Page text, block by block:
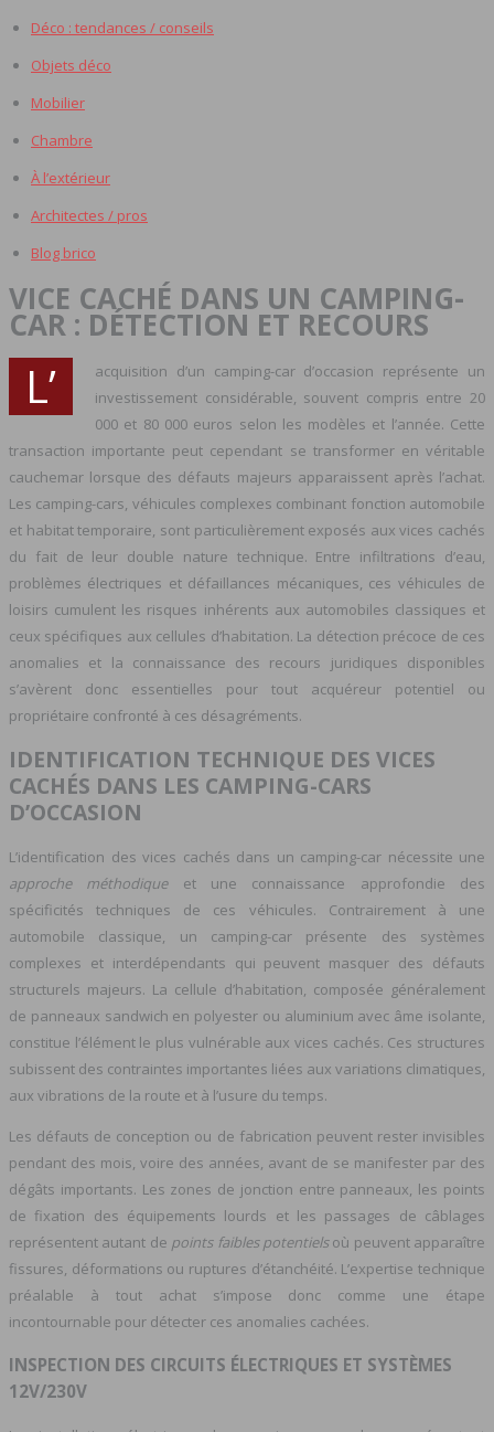
Déco : tendances / conseils
Objets déco
Mobilier
Chambre
À l’extérieur
Architectes / pros
Blog brico
VICE CACHÉ DANS UN CAMPING-
CAR : DÉTECTION ET RECOURS
L’
acquisition d’un camping-car d’occasion représente un
investissement considérable, souvent compris entre 20
000 et 80 000 euros selon les modèles et l’année. Cette
transaction importante peut cependant se transformer en véritable
cauchemar lorsque des défauts majeurs apparaissent après l’achat.
Les camping-cars, véhicules complexes combinant fonction automobile
et habitat temporaire, sont particulièrement exposés aux vices cachés
du fait de leur double nature technique. Entre infiltrations d’eau,
problèmes électriques et défaillances mécaniques, ces véhicules de
loisirs cumulent les risques inhérents aux automobiles classiques et
ceux spécifiques aux cellules d’habitation. La détection précoce de ces
anomalies et la connaissance des recours juridiques disponibles
s’avèrent donc essentielles pour tout acquéreur potentiel ou
propriétaire confronté à ces désagréments.
IDENTIFICATION TECHNIQUE DES VICES
CACHÉS DANS LES CAMPING-CARS
D’OCCASION
L’identification des vices cachés dans un camping-car nécessite une
approche méthodique et une connaissance approfondie des
spécificités techniques de ces véhicules. Contrairement à une
automobile classique, un camping-car présente des systèmes
complexes et interdépendants qui peuvent masquer des défauts
structurels majeurs. La cellule d’habitation, composée généralement
de panneaux sandwich en polyester ou aluminium avec âme isolante,
constitue l’élément le plus vulnérable aux vices cachés. Ces structures
subissent des contraintes importantes liées aux variations climatiques,
aux vibrations de la route et à l’usure du temps.
Les défauts de conception ou de fabrication peuvent rester invisibles
pendant des mois, voire des années, avant de se manifester par des
dégâts importants. Les zones de jonction entre panneaux, les points
de fixation des équipements lourds et les passages de câblages
représentent autant de points faibles potentielsoù peuvent apparaître
fissures, déformations ou ruptures d’étanchéité. L’expertise technique
préalable à tout achat s’impose donc comme une étape
incontournable pour détecter ces anomalies cachées.
INSPECTION DES CIRCUITS ÉLECTRIQUES ET SYSTÈMES
12V/230V